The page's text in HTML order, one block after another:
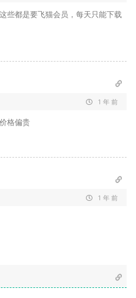
些都是要飞猫会员，每天只能下载
1 年 前
格偏贵
1 年 前